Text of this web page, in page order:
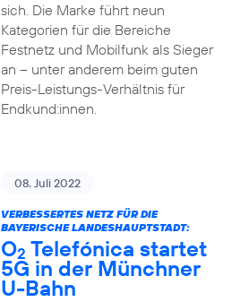
sich. Die Marke führt neun
Kategorien für die Bereiche
Festnetz und Mobilfunk als Sieger
an – unter anderem beim guten
Preis-Leistungs-Verhältnis für
Endkund:innen.
08. Juli 2022
VERBESSERTES NETZ FÜR DIE
BAYERISCHE LANDESHAUPTSTADT:
O2 Telefónica startet
5G in der Münchner
U-Bahn